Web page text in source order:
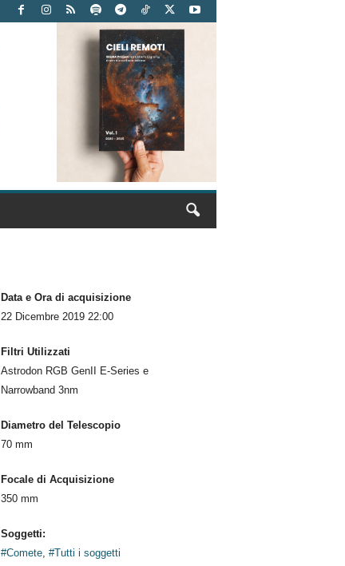
Data e Ora di acquisizione
22 Dicembre 2019 22:00
Filtri Utilizzati
Astrodon RGB GenII E-Series e
Narrowband 3nm
Diametro del Telescopio
70 mm
Focale di Acquisizione
350 mm
Soggetti:
#Comete, #Tutti i soggetti